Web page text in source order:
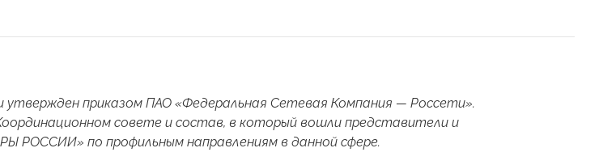
утвержден приказом ПАО «Федеральная Сетевая Компания — Россети».
совете и состав, в который вошли представители и
РОССИИ» по профильным направлениям в данной сфере.